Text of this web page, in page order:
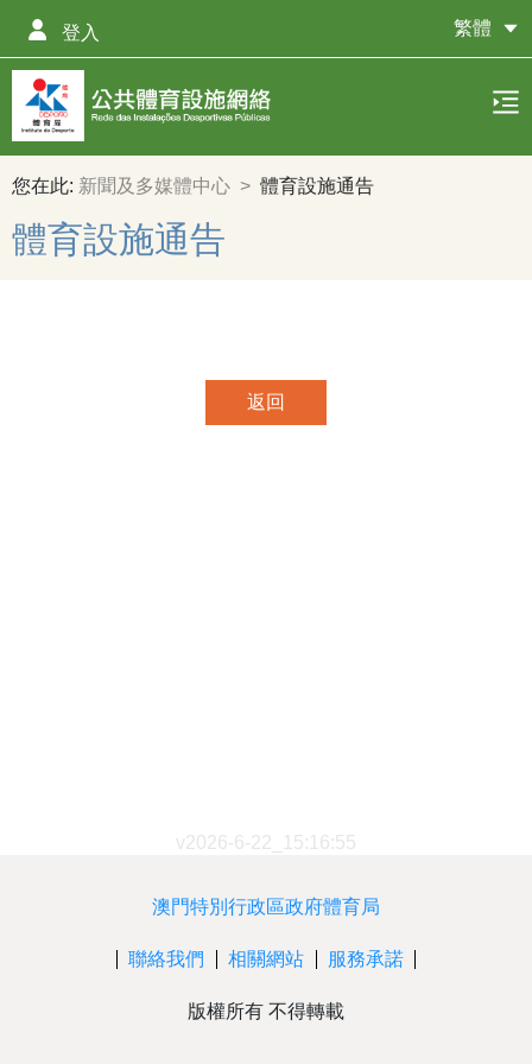
登入 繁體
您在此: 新聞及多媒體中心 > 體育設施通告
體育設施通告
返回
v2026-6-22_15:16:55
澳門特別行政區政府體育局
聯絡我們 相關網站 服務承諾
版權所有 不得轉載